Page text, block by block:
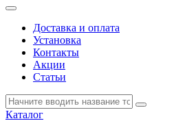
Доставка и оплата
Установка
Контакты
Акции
Статьи
Каталог